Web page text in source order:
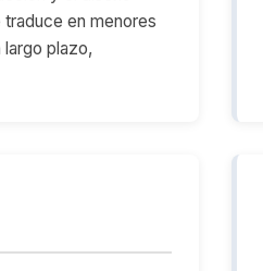
en menores
plazo,